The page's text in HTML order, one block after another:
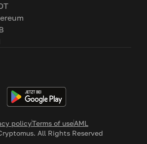
policyTerms of useAML
All Rights Reserved